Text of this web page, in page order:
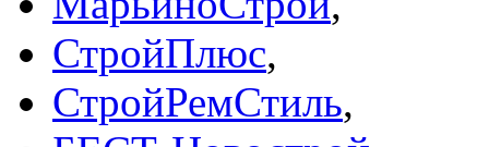
СтройПлюс,
СтройРемСтиль,